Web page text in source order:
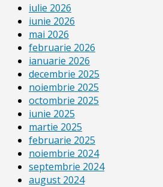
iulie 2026
iunie 2026
mai 2026
februarie 2026
ianuarie 2026
decembrie 2025
noiembrie 2025
octombrie 2025
iunie 2025
martie 2025
februarie 2025
noiembrie 2024
septembrie 2024
august 2024